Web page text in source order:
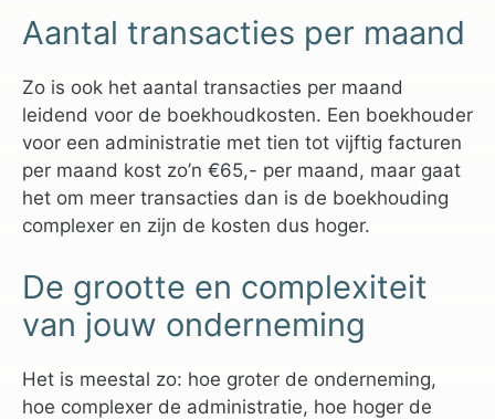
Aantal transacties per maand
Zo is ook het aantal transacties per maand
leidend voor de boekhoudkosten. Een boekhouder
voor een administratie met tien tot vijftig facturen
per maand kost zo’n €65,- per maand, maar gaat
het om meer transacties dan is de boekhouding
complexer en zijn de kosten dus hoger.
De grootte en complexiteit
van jouw onderneming
Het is meestal zo: hoe groter de onderneming,
hoe complexer de administratie, hoe hoger de